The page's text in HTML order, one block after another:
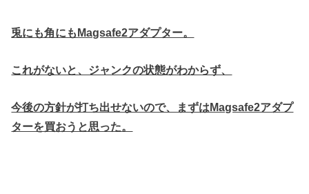
兎にも角にもMagsafe2アダプター。
これがないと、ジャンクの状態がわからず、
今後の方針が打ち出せないので、まずはMagsafe2アダプ
ターを買おうと思った。